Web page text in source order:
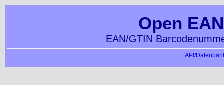
Open
EAN/GTIN
API/